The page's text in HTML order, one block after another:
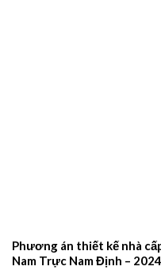
Phương án thiết kế nhà
Nam Trực Nam Định –